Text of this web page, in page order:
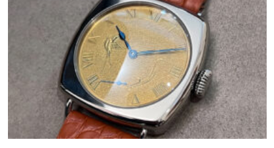
Le Camping Les Lacs d’Osselle
officiellement classé 2 étoiles
« Bric à brac », vibrante expo
doux